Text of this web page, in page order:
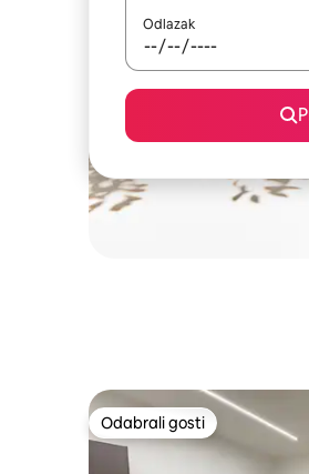
Odlazak
Odabrali gosti
Odabrali gosti